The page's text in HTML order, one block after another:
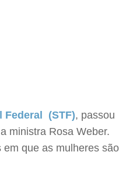
Federal (STF), passou
ministra Rosa Weber.
que as mulheres são